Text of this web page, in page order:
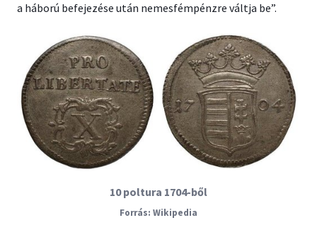
a háború befejezése után nemesfémpénzre váltja be”.
10 poltura 1704-ből
Wikipedia